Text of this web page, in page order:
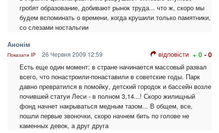
гробят образование, добивают рынок труда... что ж, скоро мы
будем вспоминать о времени, когда крушили только памятники,
со слезами ностальгии
Анонім
Показати IP 26 Червня 2009 12:59 відповісти + 0 - 0
Есть еще один момент: в стране начинается массовый развал
всего, что понастроили-понаставили в советские годы. Парк
давно превратился в помойку, детский городок и бассейн возле
почившей статуи Леси - в полном 3,14...! Скоро жилищный
фонд начнет накрываться медным тазом... В общем, все,
пошли первые звоночки, скоро начнем бить по голове не
каменных девок, а друг друга